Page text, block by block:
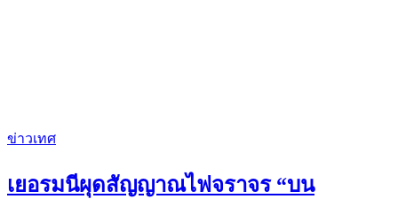
ข่าวเทศ
เยอรมนีผุดสัญญาณไฟจราจร “บน